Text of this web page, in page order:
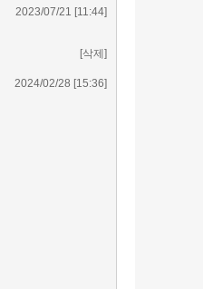
2023/07/21 [11:44]
[삭제]
2024/02/28 [15:36]